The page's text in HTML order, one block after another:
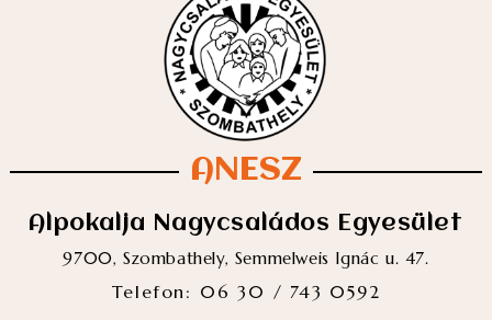
ANESZ
Alpokalja Nagycsaládos Egyesület
9700, Szombathely, Semmelweis Ignác u. 47.
Telefon: 06 30 / 743 0592